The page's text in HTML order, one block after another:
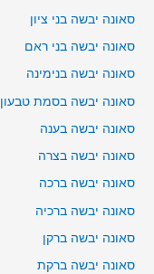
סאונה יבשה בני ציון
סאונה יבשה בני ראם
סאונה יבשה בנימינה
סאונה יבשה בסמת טבעון
סאונה יבשה בענה
סאונה יבשה בצרה
סאונה יבשה ברכה
סאונה יבשה ברכיה
סאונה יבשה ברקן
סאונה יבשה ברקת